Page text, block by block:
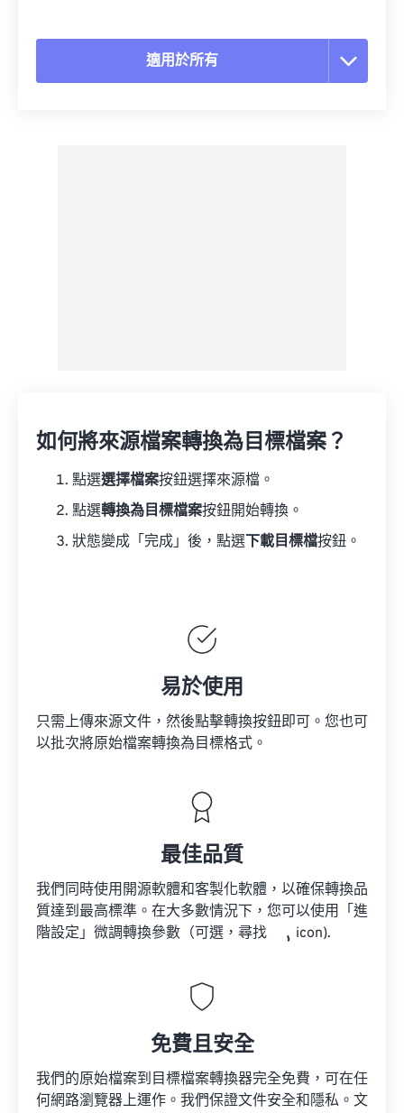
適用於所有
如何將來源檔案轉換為目標檔案？
點選選擇檔案按鈕選擇來源檔。
點選轉換為目標檔案按鈕開始轉換。
狀態變成「完成」後，點選 下載目標檔按鈕。
易於使用
只需上傳來源文件，然後點擊轉換按鈕即可。您也可
以批次將原始檔案轉換為目標格式。
最佳品質
我們同時使用開源軟體和客製化軟體，以確保轉換品
質達到最高標準。在大多數情況下，您可以使用「進
階設定」微調轉換參數（可選，尋找
icon).
免費且安全
我們的原始檔案到目標檔案轉換器完全免費，可在任
何網路瀏覽器上運作。我們保證文件安全和隱私。文